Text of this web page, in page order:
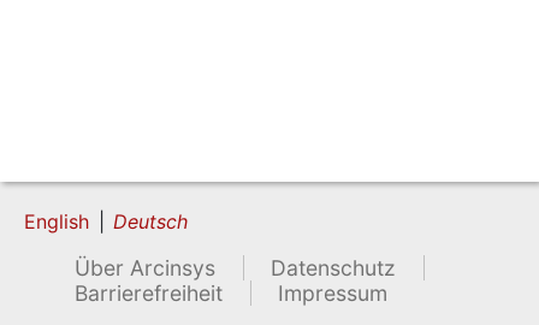
English Deutsch
Über Arcinsys
Datenschutz
Barrierefreiheit
Impressum